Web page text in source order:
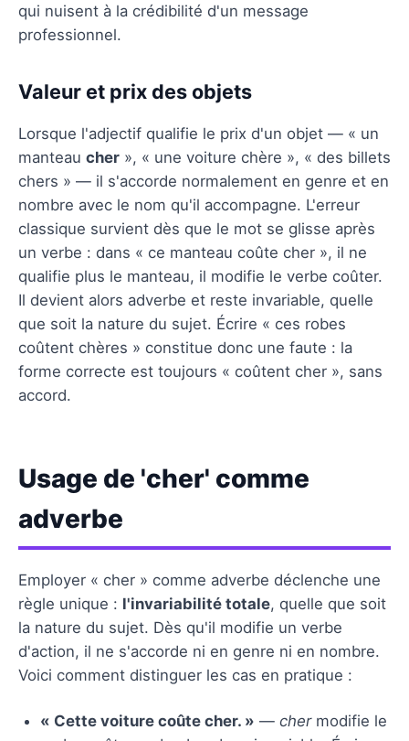
qui nuisent à la crédibilité d'un message
professionnel.
Valeur et prix des objets
Lorsque l'adjectif qualifie le prix d'un objet — « un
manteau cher », « une voiture chère », « des billets
chers » — il s'accorde normalement en genre et en
nombre avec le nom qu'il accompagne. L'erreur
classique survient dès que le mot se glisse après
un verbe : dans « ce manteau coûte cher », il ne
qualifie plus le manteau, il modifie le verbe coûter.
Il devient alors adverbe et reste invariable, quelle
que soit la nature du sujet. Écrire « ces robes
coûtent chères » constitue donc une faute : la
forme correcte est toujours « coûtent cher », sans
accord.
Usage de 'cher' comme
adverbe
Employer « cher » comme adverbe déclenche une
règle unique : l'invariabilité totale, quelle que soit
la nature du sujet. Dès qu'il modifie un verbe
d'action, il ne s'accorde ni en genre ni en nombre.
Voici comment distinguer les cas en pratique :
« Cette voiture coûte cher. » — chermodifie le